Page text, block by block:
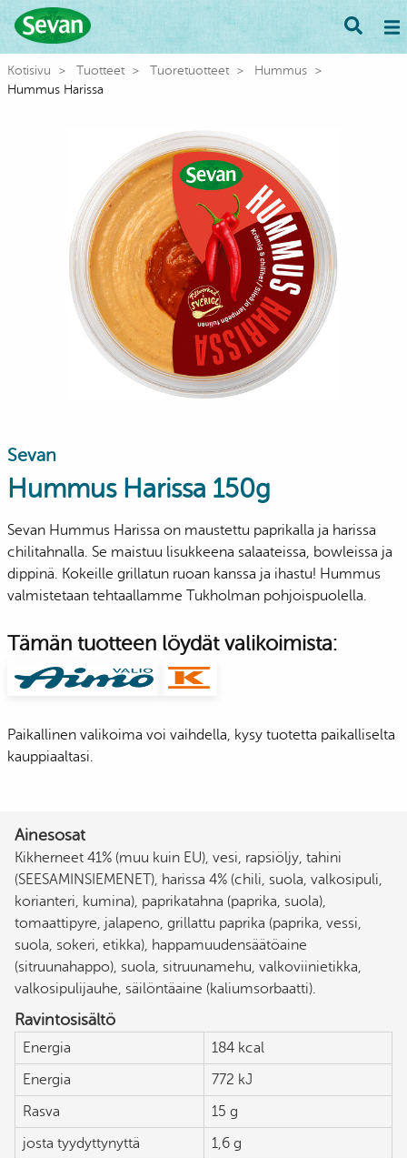
Kotisivu Tuotteet Tuoretuotteet
Hummus
Hummus Harissa
Sevan
Hummus Harissa 150g
Sevan Hummus Harissa on maustettu paprikalla ja harissa
chilitahnalla. Se maistuu lisukkeena salaateissa, bowleissa ja
dippinä. Kokeille grillatun ruoan kanssa ja ihastu! Hummus
valmistetaan tehtaallamme Tukholman pohjoispuolella.
Tämän tuotteen löydät valikoimista:
Paikallinen valikoima voi vaihdella, kysy tuotetta paikalliselta
kauppiaaltasi.
Ainesosat
Kikherneet 41% (muu kuin EU), vesi, rapsiöljy, tahini
(SEESAMINSIEMENET), harissa 4% (chili, suola, valkosipuli,
korianteri, kumina), paprikatahna (paprika, suola),
tomaattipyre, jalapeno, grillattu paprika (paprika, vessi,
suola, sokeri, etikka), happamuudensäätöaine
(sitruunahappo), suola, sitruunamehu, valkoviinietikka,
valkosipulijauhe, säilöntäaine (kaliumsorbaatti).
Ravintosisältö
Energia
184 kcal
Energia
772 kJ
Rasva
15 g
josta tyydyttynyttä
1,6 g